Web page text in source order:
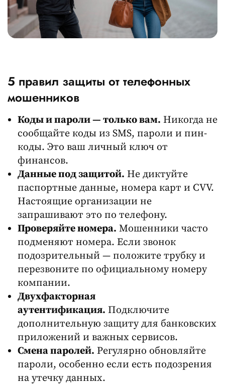
5 правил защиты от телефонных
мошенников
Коды и пароли — только вам. Никогда не
сообщайте коды из SMS, пароли и пин-
коды. Это ваш личный ключ от
финансов.
Данные под защитой. Не диктуйте
паспортные данные, номера карт и CVV.
Настоящие организации не
запрашивают это по телефону.
Проверяйте номера. Мошенники часто
подменяют номера. Если звонок
подозрительный — положите трубку и
перезвоните по официальному номеру
компании.
Двухфакторная
аутентификация. Подключите
дополнительную защиту для банковских
приложений и важных сервисов.
Смена паролей. Регулярно обновляйте
пароли, особенно если есть подозрения
на утечку данных.